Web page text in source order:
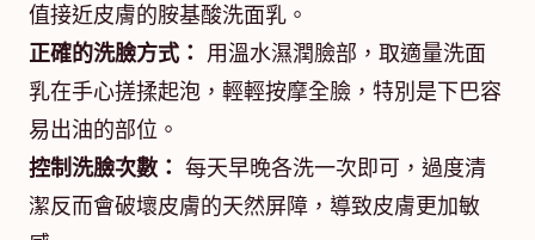
值接近皮膚的胺基酸洗面乳。
正確的洗臉方式： 用溫水濕潤臉部，取適量洗面
乳在手心搓揉起泡，輕輕按摩全臉，特別是下巴容
易出油的部位。
控制洗臉次數： 每天早晚各洗一次即可，過度清
潔反而會破壞皮膚的天然屏障，導致皮膚更加敏